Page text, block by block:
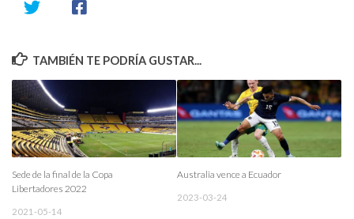
TAMBIÉN TE PODRÍA GUSTAR...
Sede de la final de la Copa
Libertadores 2022
2021-05-14
Australia vence a Ecuador
2023-03-24